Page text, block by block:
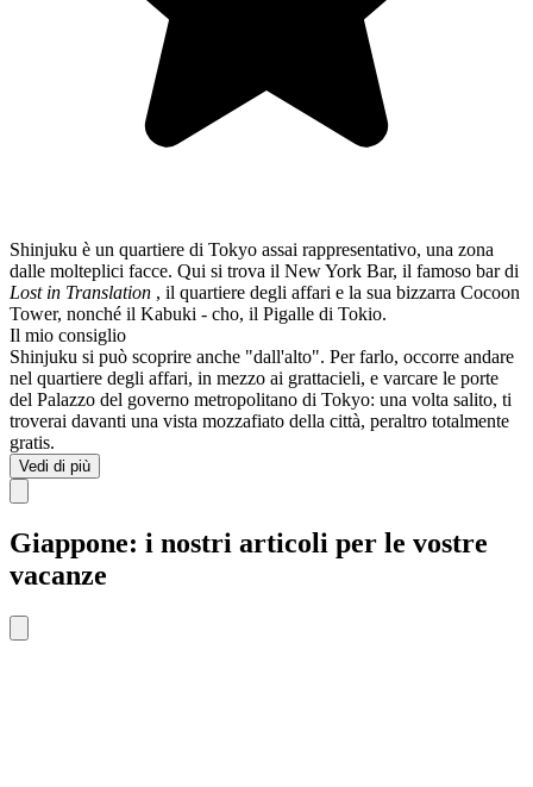
Shinjuku è un quartiere di Tokyo assai rappresentativo, una zona
dalle molteplici facce. Qui si trova il New York Bar, il famoso bar di
Lost in Translation , il quartiere degli affari e la sua bizzarra Cocoon
Tower, nonché il Kabuki - cho, il Pigalle di Tokio.
Il mio consiglio
Shinjuku si può scoprire anche "dall'alto". Per farlo, occorre andare
nel quartiere degli affari, in mezzo ai grattacieli, e varcare le porte
del Palazzo del governo metropolitano di Tokyo: una volta salito, ti
troverai davanti una vista mozzafiato della città, peraltro totalmente
gratis.
Vedi di più
Giappone: i nostri articoli per le vostre
vacanze